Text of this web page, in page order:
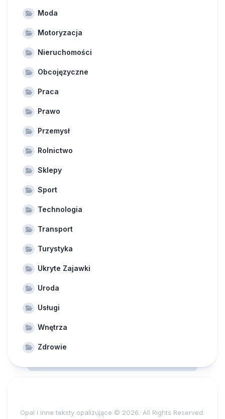
Moda
Motoryzacja
Nieruchomości
Obcojęzyczne
Praca
Prawo
Przemysł
Rolnictwo
Sklepy
Sport
Technologia
Transport
Turystyka
Ukryte Zajawki
Uroda
Usługi
Wnętrza
Zdrowie
Opal i inne teksty opalizujące © 2026. All Rights Reserved.